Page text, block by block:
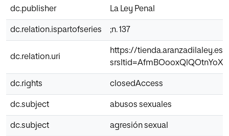
dc.publisher La Ley Penal
dc.relation.ispartofseries ;n. 137
dc.relation.uri
https://tienda.aranzadilaley.es/
dc.rights closedAccess
dc.subject abusos sexuales
dc.subject agresión sexual